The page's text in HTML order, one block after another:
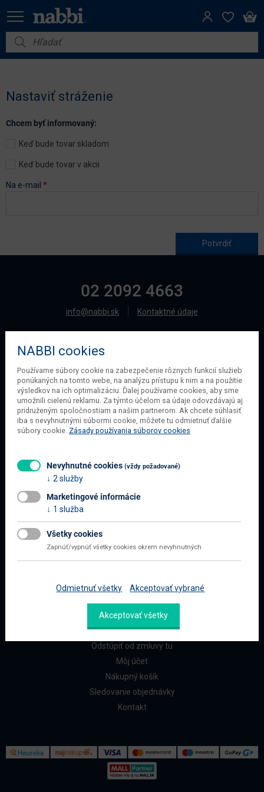
Nábytok
Dom a záhrada
Akcie
Nastaviť stráženie
Chcem byť informovaný:
Keď bude tovar skladom
Keď bude tovar v akcii
Na e-mail *
02 2092 4663
info@nabbi.sk Kontaktné údaje
O SPOLOČNOSTI
O našej spoločnosti
Obchodné podmienky
Ochrana osobných údajov
Blog
Všetko o nákupe
Najčastejšie otázky
Doprava a platba
ZÁKAZNÍCI
Reklamačný formulár
Odstúpiť od zmluvy tu
Môj účet
Nákupný košík
Sledovanie objednávky
Kontakt
NABBI cookies
Používame súbory cookie na zabezpečenie rôznych funkcií služieb
ponúkaných na tomto webe, na analýzu prístupu k nim a na použitie
výsledkov na ich optimalizáciu. Ďalej používame cookies, aby sme
umožnili cielenú reklamu. Za týmto účelom sa údaje odovzdávajú aj
pridruženým spoločnostiam a našim partnerom. Ak chcete súhlasiť
iba s nevyhnutnými súbormi cookie, môžete tu odmietnuť ďalšie
súbory cookie. Zásady používania súborov cookies
Nevyhnutné cookies (vždy požadované)
2 služby
Marketingové informácie
1 služba
Všetky cookies
Zapnúť/vypnúť všetky cookies okrem nevyhnutných
Odmietnuť všetky Akceptovať vybrané
Akceptovať všetky